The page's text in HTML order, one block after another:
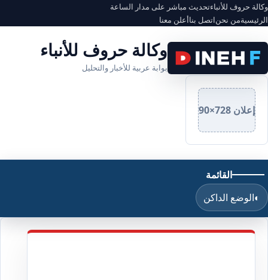
وكالة حروف للأنباءتحديث مباشر على مدار الساعة
الرئيسيةمن نحناتصل بناأعلن معنا
وكالة حروف للأنباء
بوابة عربية للأخبار والتحليل
إعلان 728×90
القائمة
◐الوضع الداكن